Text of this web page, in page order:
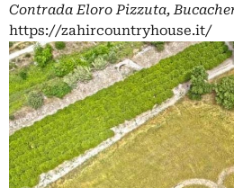
Contrada Eloro Pizzuta,
https://zahircountryhouse.it/